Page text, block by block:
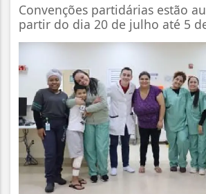
Convenções partidárias estão
partir do dia 20 de julho até 5